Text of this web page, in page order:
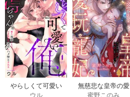
やらしくて可愛い
ウル
無慈悲な皇帝の愛
蜜野このみ